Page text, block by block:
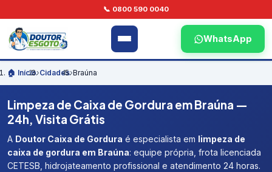
📞 0800 590 0040
WhatsApp
🏠 Início›Cidades›Braúna
Limpeza de Caixa de Gordura em Braúna —
24h, Visita Grátis
A Doutor Caixa de Gordura é especialista em limpeza de
caixa de gordura em Braúna: equipe própria, frota licenciada
CETESB, hidrojateamento profissional e atendimento 24 horas.